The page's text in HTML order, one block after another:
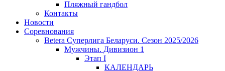
Пляжный гандбол
Контакты
Новости
Соревнования
Betera Суперлига Беларуси. Сезон 2025/2026
Мужчины. Дивизион 1
Этап I
КАЛЕНДАРЬ